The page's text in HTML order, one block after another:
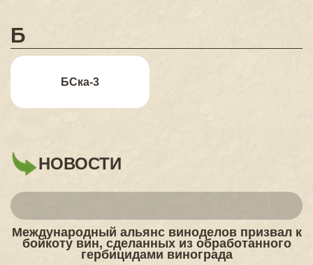
Б
БСка-3
НОВОСТИ
Международный альянс виноделов призвал к
бойкоту вин, сделанных из обработанного
гербицидами винограда